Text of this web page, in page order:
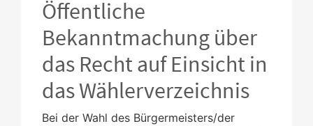
Öffentliche
Bekanntmachung über
das Recht auf Einsicht in
das Wählerverzeichnis
Bei der Wahl des Bürgermeisters/der